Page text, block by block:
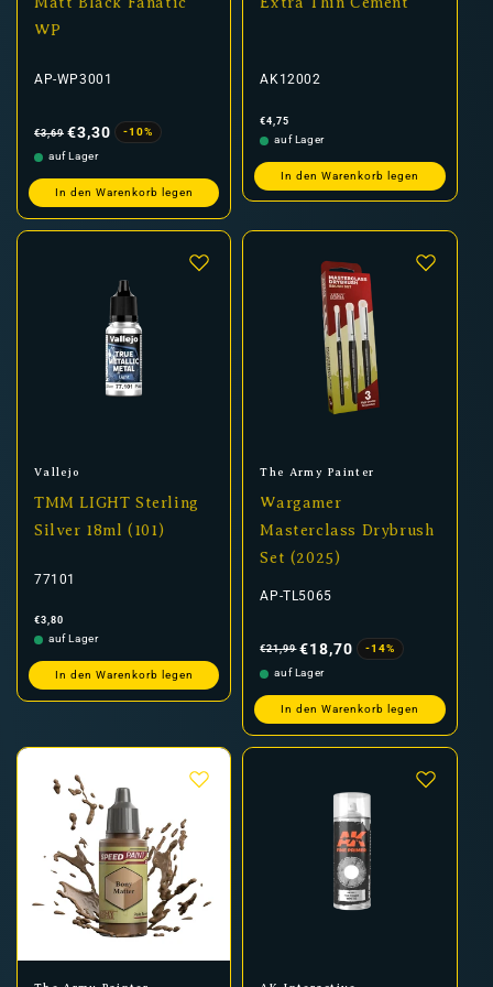
WP
AP-WP3001
Preis
€3,69 €3,30
-10%
auf Lager
In den Warenkorb legen
AK12002
Normaler
Preis
€4,75
auf Lager
In den Warenkorb legen
Anbieter:
Vallejo
TMM LIGHT Sterling
Silver 18ml (101)
77101
Normaler
Preis
€3,80
auf Lager
In den Warenkorb legen
Anbieter:
The Army Painter
Wargamer
Masterclass Drybrush
Set (2025)
AP-TL5065
Preis
€21,99 €18,70
-14%
auf Lager
In den Warenkorb legen